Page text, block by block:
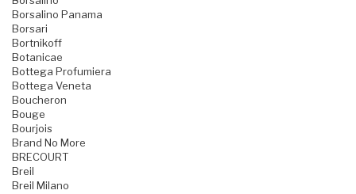
Borsalino Panama
Borsari
Bortnikoff
Botanicae
Bottega Profumiera
Bottega Veneta
Boucheron
Bouge
Bourjois
Brand No More
BRECOURT
Breil
Breil Milano